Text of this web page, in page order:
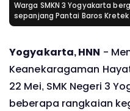
Warga SMKN 3 Yogyakarta
sepanjang Pantai Baros
Yogyakarta, HNN -
Keanekaragaman
22 Mei, SMK Negeri 3
beberapa rangkaian